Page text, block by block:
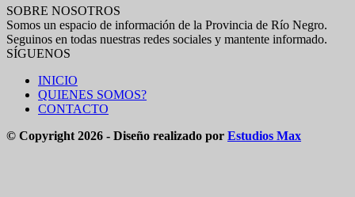
SOBRE NOSOTROS
Somos un espacio de información de la Provincia de Río Negro.
Seguinos en todas nuestras redes sociales y mantente informado.
SÍGUENOS
INICIO
QUIENES SOMOS?
CONTACTO
© Copyright 2026 - Diseño realizado por Estudios Max